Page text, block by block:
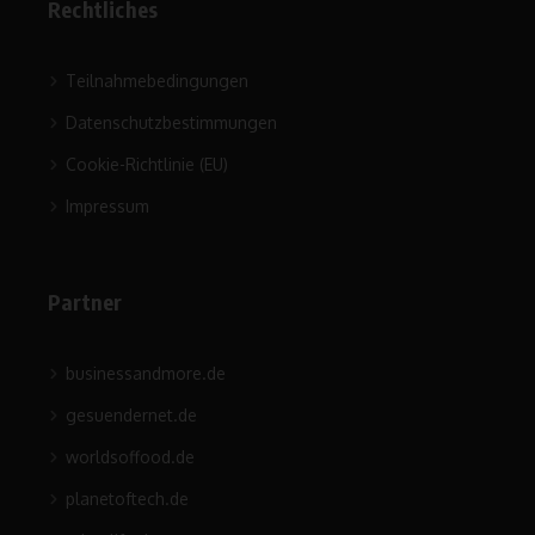
Rechtliches
Teilnahmebedingungen
Datenschutzbestimmungen
Cookie-Richtlinie (EU)
Impressum
Partner
businessandmore.de
gesuendernet.de
worldsoffood.de
planetoftech.de